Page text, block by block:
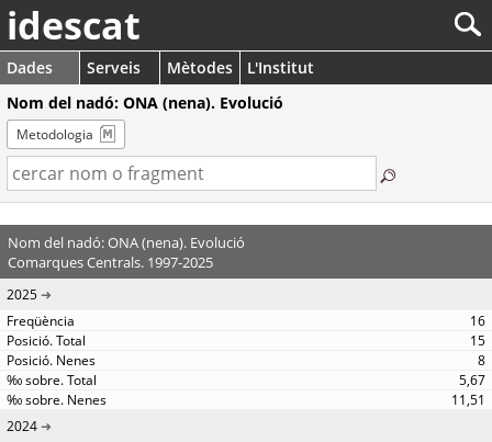
idescat
Dades Serveis Mètodes
L'Institut
Nom del nadó: ONA (nena). Evolució
Metodologia
Nom del nadó: ONA (nena). Evolució
Comarques Centrals. 1997-2025
2025
16
15
8
5,67
11,51
2024